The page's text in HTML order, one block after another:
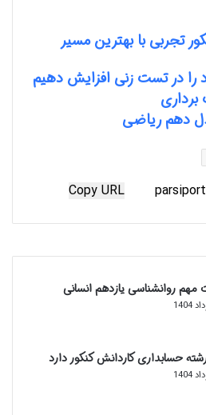
تجربی با بهترین مسیر
در تست زنی افزایش دهیم
دهم ریاضی
Copy URL
مهم روانشناسی یازدهم انسانی
حسابداری کاردانش کنکور دارد